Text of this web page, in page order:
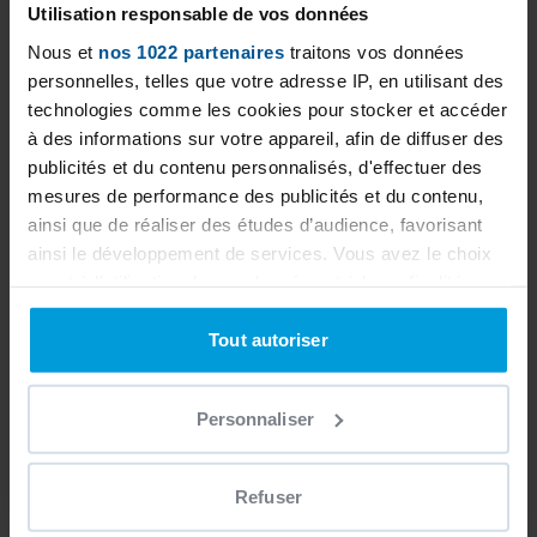
Utilisation responsable de vos données
Nous et nos 1022 partenaires traitons vos données
personnelles, telles que votre adresse IP, en utilisant des
technologies comme les cookies pour stocker et accéder
à des informations sur votre appareil, afin de diffuser des
publicités et du contenu personnalisés, d'effectuer des
mesures de performance des publicités et du contenu,
ainsi que de réaliser des études d’audience, favorisant
ainsi le développement de services. Vous avez le choix
Vous pouvez modifier ou retirer votre consentement à
tout moment en consultant la Déclaration relative aux
cookies ou en cliquant sur l'icône de confidentialité.
Si vous le permettez, nous aimerions également :
Collecter des informations sur votre localisation
géographique qui peuvent être précises à plusieurs
Tout autoriser
Personnaliser
Refuser
a personalized study to best estimate your
project.